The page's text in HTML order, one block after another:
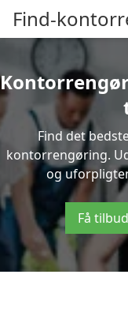
Find-
Find det
kontorrengøring.
og
Få